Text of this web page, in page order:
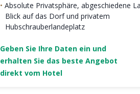
Absolute Privatsphäre, abgeschiedene
Blick auf das Dorf und privatem
Hubschrauberlandeplatz
Geben Sie Ihre Daten ein und
erhalten Sie das beste Angebot
direkt vom Hotel